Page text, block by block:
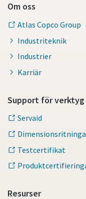
Om oss
Atlas Copco Group
Industriteknik
Industrier
Karriär
Support för verktyg
Servaid
Testcertifikat
Resurser